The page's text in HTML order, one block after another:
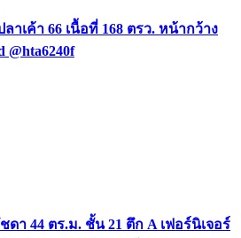
าเค้า 66 เนื้อที่ 168 ตรว. หน้ากว้าง
@hta6240f
า 44 ตร.ม. ชั้น 21 ตึก A เฟอร์นิเจอร์